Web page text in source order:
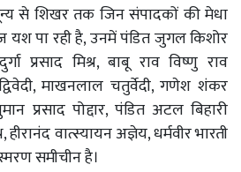
से शिखर तक जिन संपादकों की मेधा
पा रही है, उनमें पंडित जुगल किशोर
प्रसाद मिश्र, बाबू राव विष्णु राव
माखनलाल चतुर्वेदी, गणेश शंकर
प्रसाद पोद्दार, पंडित अटल बिहारी
हीरानंद वात्स्यायन अज्ञेय, धर्मवीर भारती
समीचीन है।